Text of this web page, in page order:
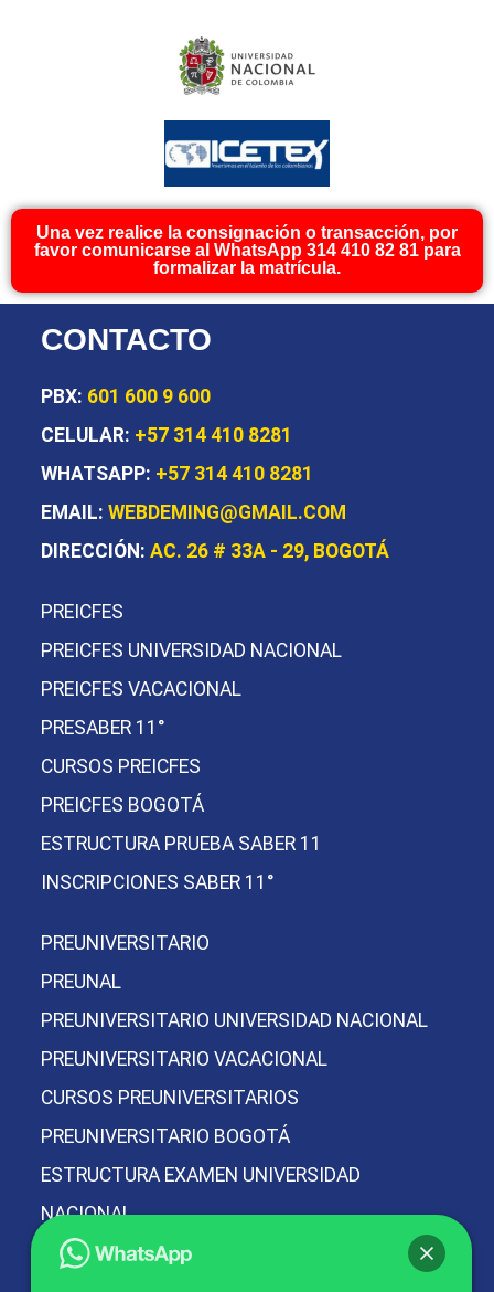
Una vez realice la consignación o transacción, por
favor comunicarse al WhatsApp 314 410 82 81 para
formalizar la matrícula.
CONTACTO
PBX: 601 600 9 600
CELULAR: +57 314 410 8281
WHATSAPP: +57 314 410 8281
EMAIL: WEBDEMING@GMAIL.COM
DIRECCIÓN: AC. 26 # 33A - 29, BOGOTÁ
PREICFES
PREICFES UNIVERSIDAD NACIONAL
PREICFES VACACIONAL
PRESABER 11°
CURSOS PREICFES
PREICFES BOGOTÁ
ESTRUCTURA PRUEBA SABER 11
INSCRIPCIONES SABER 11°
PREUNIVERSITARIO
PREUNAL
PREUNIVERSITARIO UNIVERSIDAD NACIONAL
PREUNIVERSITARIO VACACIONAL
CURSOS PREUNIVERSITARIOS
PREUNIVERSITARIO BOGOTÁ
ESTRUCTURA EXAMEN UNIVERSIDAD
NACIONAL
PREICFES Y PREUNIVERSITARIO